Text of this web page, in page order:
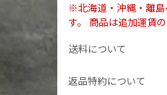
※北海道・沖縄・離島
す。 商品は追加運賃
送料について
返品特約について